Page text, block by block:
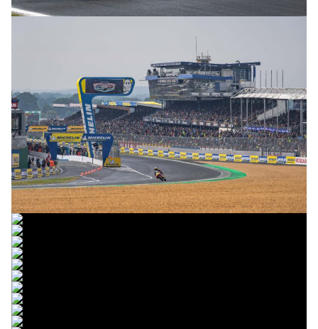
© intactGP
© intactGP
© intactGP
© intactGP
© intactGP
© intactGP
© intactGP
© intactGP
© intactGP